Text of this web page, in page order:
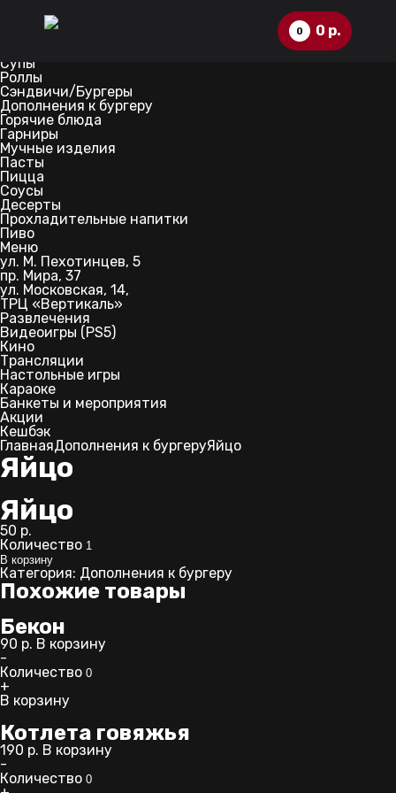
ул. Московская, 14 (ТРЦ "Вертикаль",
8-928-933-88-99
8-928-933-66-44
12:00 - 02:00
8-928-933-66-22
0 0 р.
Скидки и акции
Салаты
Супы
Роллы
Сэндвичи/Бургеры
Дополнения к бургеру
Горячие блюда
Гарниры
Мучные изделия
Пасты
Пицца
Соусы
Десерты
Прохладительные напитки
Пиво
Меню
ул. М. Пехотинцев, 5
пр. Мира, 37
ул. Московская, 14,
ТРЦ «Вертикаль»
Развлечения
Видеоигры (PS5)
Кино
Трансляции
Настольные игры
Караоке
Банкеты и мероприятия
Акции
Кешбэк
ГлавнаяДополнения к бургеруЯйцо
Яйцо
Яйцо
50 р.
Количество
В корзину
Категория: Дополнения к бургеру
Похожие товары
Бекон
90 р. В корзину
-
Количество
+
В корзину
Котлета говяжья
190 р. В корзину
-
Количество